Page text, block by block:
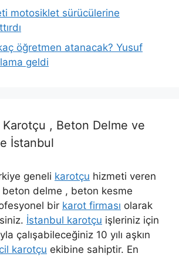
motosiklet sürücülerine
öğretmen atanacak? Yusuf
geldi
Karotçu , Beton Delme ve
İstanbul
geneli karotçu hizmeti veren
beton delme , beton kesme
bir karot firması olarak
İstanbul karotçu işleriniz için
çalışabileceğiniz 10 yılı aşkın
karotçu ekibine sahiptir. En